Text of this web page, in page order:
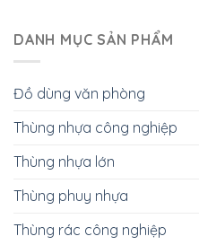
DANH MỤC SẢN PHẨM
Đồ dùng văn phòng
Thùng nhựa công nghiệp
Thùng nhựa lớn
Thùng phuy nhựa
Thùng rác công nghiệp